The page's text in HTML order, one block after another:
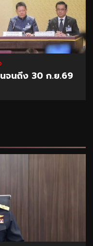
จนถึง 30 ก.ย.69